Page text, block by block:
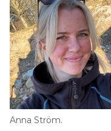
Anna Ström.